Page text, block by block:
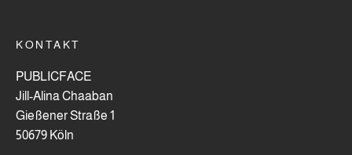
KONTAKT
PUBLICFACE
Jill-Alina Chaaban
Gießener Straße 1
50679 Köln